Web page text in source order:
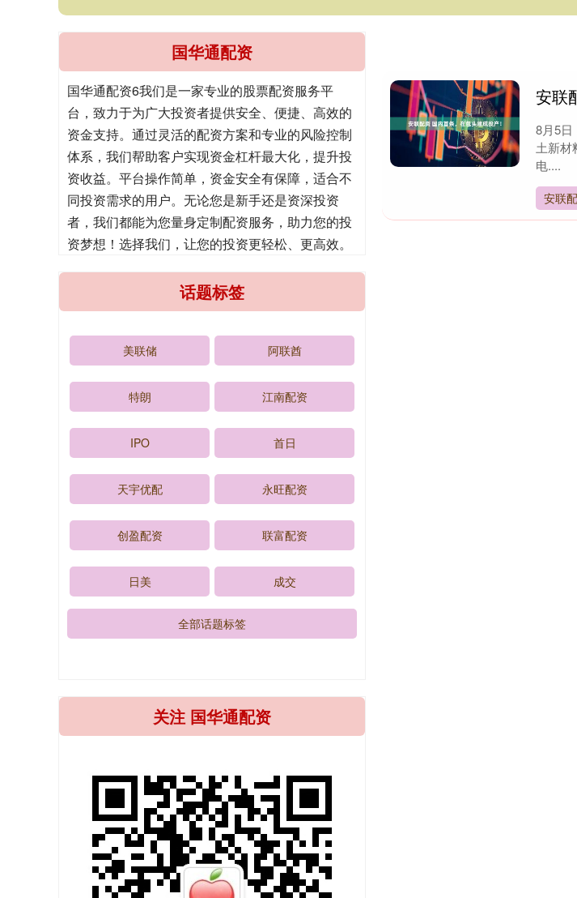
安联
8月5日
土新
电....
安联
国华通配资
国华通配资6我们是一家专业的股票配资服务平
台，致力于为广大投资者提供安全、便捷、高效的
资金支持。通过灵活的配资方案和专业的风险控制
体系，我们帮助客户实现资金杠杆最大化，提升投
资收益。平台操作简单，资金安全有保障，适合不
同投资需求的用户。无论您是新手还是资深投资
者，我们都能为您量身定制配资服务，助力您的投
资梦想！选择我们，让您的投资更轻松、更高效。
话题标签
美联储 阿联酋
特朗 江南配资
IPO 首日
天宇优配 永旺配资
创盈配资 联富配资
日美 成交
全部话题标签
关注 国华通配资